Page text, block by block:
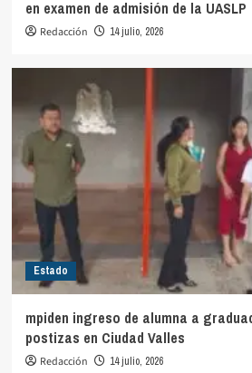
en examen de admisión de la UASLP
Redacción 14 julio, 2026
Estado
mpiden ingreso de alumna a
postizas en Ciudad Valles
Redacción 14 julio, 2026